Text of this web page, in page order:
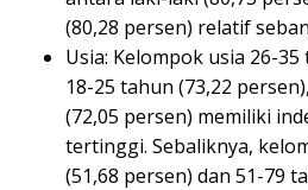
(80,28 persen) relatif
Usia: Kelompok usia 26-
18-25 tahun (73,22
(72,05 persen) memiliki
tertinggi. Sebaliknya,
(51,68 persen) dan 51-79